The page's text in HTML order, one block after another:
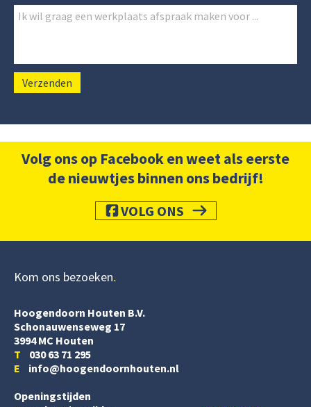
Volg ons op Facebook en weet als eerste
de nieuwtjes binnen ons bedrijf!
VOLG ONS
Kom ons bezoeken
Hoogendoorn Houten B.V.
Schonauwenseweg 17
3994 MC Houten
T 030 63 71 295
E info@hoogendoornhouten.nl
Openingstijden